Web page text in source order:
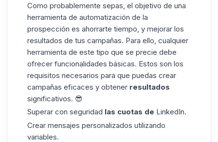
Como probablemente sepas, el objetivo de una
herramienta de automatización de la
prospección es ahorrarte tiempo, y mejorar los
resultados de tus campañas. Para ello, cualquier
herramienta de este tipo que se precie debe
ofrecer funcionalidades básicas. Estos son los
requisitos necesarios para que puedas crear
campañas eficaces y obtener resultados
significativos. 😎
Superar con seguridad las cuotas de LinkedIn.
Crear mensajes personalizados utilizando
variables.